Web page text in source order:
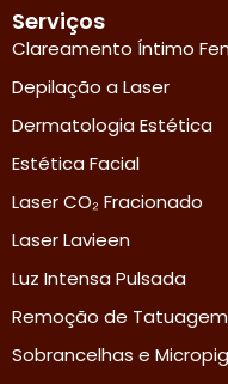
Serviços
Clareamento Íntimo
Depilação a Laser
Dermatologia Estética
Estética Facial
Laser CO₂ Fracionado
Laser Lavieen
Luz Intensa Pulsada
Remoção de Tatuagem
Sobrancelhas e